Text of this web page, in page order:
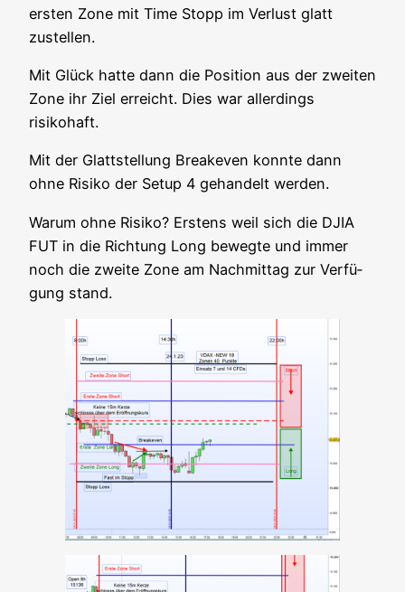
ers­ten Zone mit Time Stopp im Ver­lust glatt
zustellen.
Mit Glück hat­te dann die Posi­ti­on aus der zwei­ten
Zone ihr Ziel erreicht. Dies war aller­dings
risikohaft.
Mit der Glatt­stel­lung Brea­k­e­ven konn­te dann
ohne Risi­ko der Set­up 4 gehan­delt werden.
War­um ohne Risi­ko? Ers­tens weil sich die DJIA
FUT in die Rich­tung Long beweg­te und immer
noch die zwei­te Zone am Nach­mit­tag zur Ver­fü­
gung stand.